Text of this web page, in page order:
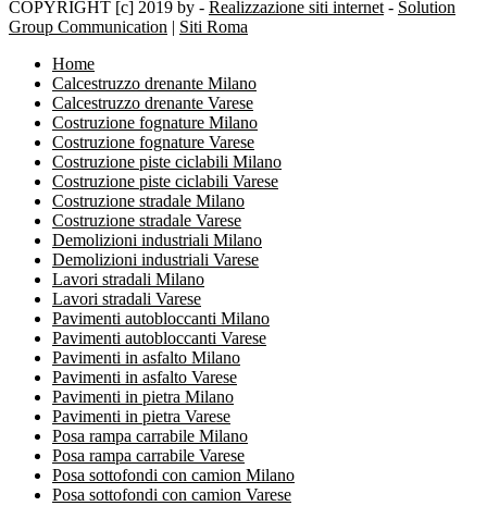
COPYRIGHT [c] 2019 by - Realizzazione siti internet - Solution
Group Communication | Siti Roma
Home
Calcestruzzo drenante Milano
Calcestruzzo drenante Varese
Costruzione fognature Milano
Costruzione fognature Varese
Costruzione piste ciclabili Milano
Costruzione piste ciclabili Varese
Costruzione stradale Milano
Costruzione stradale Varese
Demolizioni industriali Milano
Demolizioni industriali Varese
Lavori stradali Milano
Lavori stradali Varese
Pavimenti autobloccanti Milano
Pavimenti autobloccanti Varese
Pavimenti in asfalto Milano
Pavimenti in asfalto Varese
Pavimenti in pietra Milano
Pavimenti in pietra Varese
Posa rampa carrabile Milano
Posa rampa carrabile Varese
Posa sottofondi con camion Milano
Posa sottofondi con camion Varese